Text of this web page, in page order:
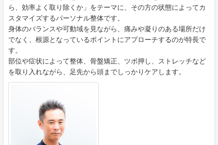
ら、効率よく取り除くか」をテーマに、その方の状態によってカ
スタマイズするパーソナル整体です。
身体のバランスや可動域を見ながら、痛みや凝りのある場所だけ
でなく、根源となっているポイントにアプローチするのが特長で
す。
部位や症状によって整体、骨盤矯正、ツボ押し、ストレッチなど
を取り入れながら、足先から頭までしっかりケアします。